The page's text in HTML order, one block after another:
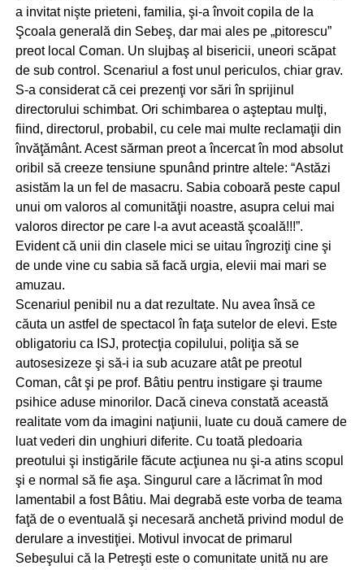
a invitat nişte prieteni, familia, şi-a învoit copila de la
Şcoala generală din Sebeş, dar mai ales pe „pitorescu”
preot local Coman. Un slujbaş al bisericii, uneori scăpat
de sub control. Scenariul a fost unul periculos, chiar grav.
S-a considerat că cei prezenţi vor sări în sprijinul
directorului schimbat. Ori schimbarea o aşteptau mulţi,
fiind, directorul, probabil, cu cele mai multe reclamaţii din
învăţământ. Acest sărman preot a încercat în mod absolut
oribil să creeze tensiune spunând printre altele: “Astăzi
asistăm la un fel de masacru. Sabia coboară peste capul
unui om valoros al comunităţii noastre, asupra celui mai
valoros director pe care l-a avut această şcoală!!!”.
Evident că unii din clasele mici se uitau îngroziţi cine şi
de unde vine cu sabia să facă urgia, elevii mai mari se
amuzau.
Scenariul penibil nu a dat rezultate. Nu avea însă ce
căuta un astfel de spectacol în faţa sutelor de elevi. Este
obligatoriu ca ISJ, protecţia copilului, poliţia să se
autosesizeze şi să-i ia sub acuzare atât pe preotul
Coman, cât şi pe prof. Bâtiu pentru instigare şi traume
psihice aduse minorilor. Dacă cineva constată această
realitate vom da imagini naţiunii, luate cu două camere de
luat vederi din unghiuri diferite. Cu toată pledoaria
preotului şi instigările făcute acţiunea nu şi-a atins scopul
şi e normal să fie aşa. Singurul care a lăcrimat în mod
lamentabil a fost Bâtiu. Mai degrabă este vorba de teama
faţă de o eventuală şi necesară anchetă privind modul de
derulare a investiţiei. Motivul invocat de primarul
Sebeşului că la Petreşti este o comunitate unită nu are